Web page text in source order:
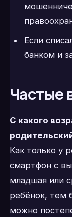
Если
банком и
Частые
С какого
Как только у
смартфон с
младшая или
ребёнок, тем
можно